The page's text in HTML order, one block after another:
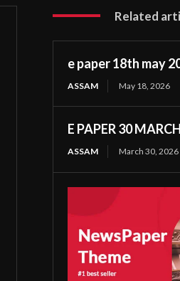
Related
e paper 18th may
ASSAM May 18, 2026
E PAPER 30
ASSAM March 30, 2026